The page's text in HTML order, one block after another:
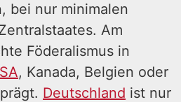
bei nur minimalen
Am
Föderalismus in
, Kanada, Belgien oder
Deutschland ist nur